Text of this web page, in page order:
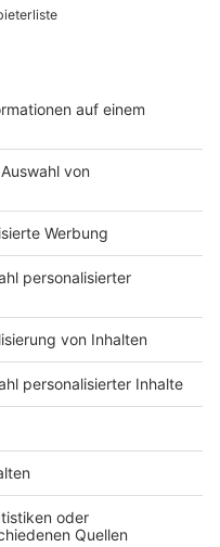
an der
sogar juristisch von
Entschädigung
muss die
sie selbst für
oder kurzfristige
In diesen Fällen gibt
Euro – unabhängig
Ausgaben wie
Hotelzimmer können